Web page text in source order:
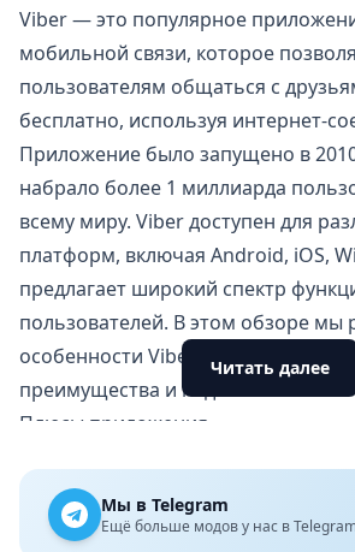
Viber — это популярное
мобильной связи, которое
пользователям общаться с
бесплатно, используя интернет-
Приложение было запущено в
набрало более 1 миллиарда
всему миру. Viber доступен для
платформ, включая Android, iOS,
предлагает широкий спектр
пользователей. В этом обзоре мы
особенности Viber для Android и
преимущества и недостатки.
Плюсы приложения
пользователям.
Возможность совершать звонки
Читать далее
Мы в Telegram
Ещё больше модов у нас в